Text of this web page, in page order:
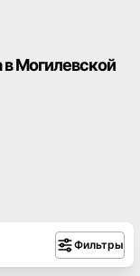
Могилевской
Фильтры